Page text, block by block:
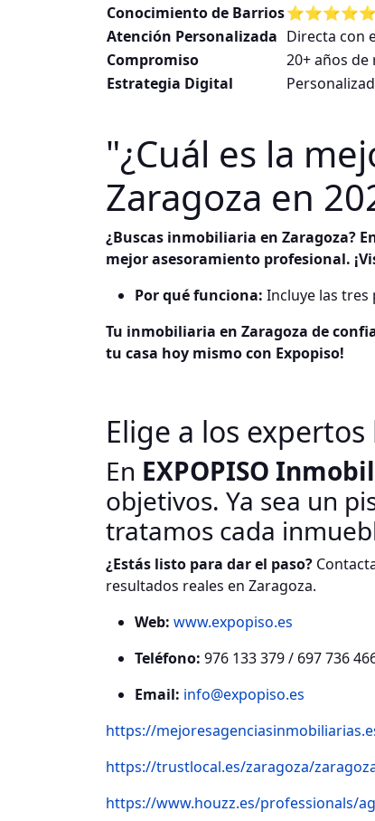
Conocimiento de Barrios⭐⭐⭐⭐⭐
Atención Personalizada Directa con
Compromiso
20+ años
Estrategia Digital
"¿Cuál es la
Zaragoza en
¿Buscas inmobiliaria en Zaragoza?
mejor asesoramiento profesional.
Por qué funciona: Incluye las
Tu inmobiliaria en Zaragoza de
tu casa hoy mismo con Expopiso!
Elige a los expertos
En EXPOPISO
objetivos. Ya sea un
tratamos cada
¿Estás listo para dar el paso?
resultados reales en Zaragoza.
Web: www.expopiso.es
Teléfono: 976 133 379 / 697 736
Email: info@expopiso.es
https://
https://trustlocal.es/zaragoza/
https://www.houzz.es/professionals/